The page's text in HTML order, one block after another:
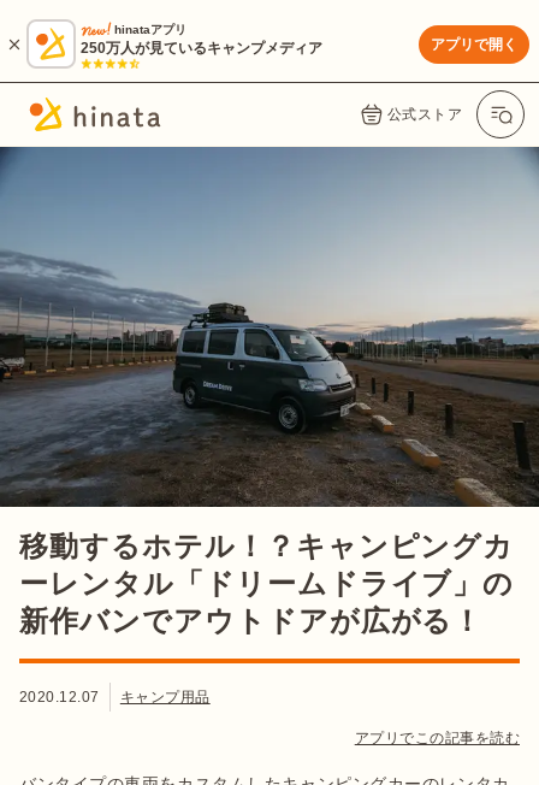
hinataアプリ
250万人が見ているキャンプメディア アプリで開く
公式ストア
移動するホテル！？キャンピングカ
ーレンタル「ドリームドライブ」の
新作バンでアウトドアが広がる！
2020.12.07 キャンプ用品
アプリでこの記事を読む